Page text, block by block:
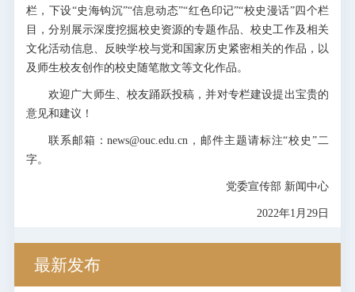
栏，下设“史海钩沉”“信息动态”“红色印记”“校史漫话”四个栏
目，分别展示深度挖掘校史资源的专题作品、校史工作及相关
文化活动信息、反映学校与党和国家历史紧密相关的作品，以
及师生校友创作的校史随笔散文等文化作品。
欢迎广大师生、校友踊跃投稿，并对专栏建设提出宝贵的
意见和建议！
联系邮箱：news@ouc.edu.cn，邮件主题请标注“校史”二
字。
党委宣传部 新闻中心
2022年1月29日
最新发布